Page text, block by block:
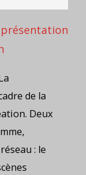
de la
Deux
: le